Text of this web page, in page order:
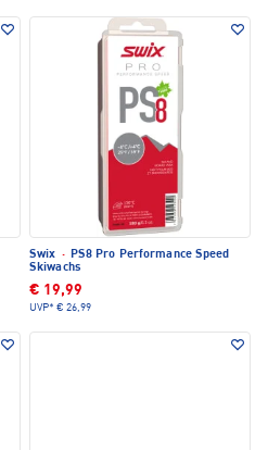
Swix · PS8 Pro Performance Speed
Skiwachs
€ 19,99
UVP* € 26,99